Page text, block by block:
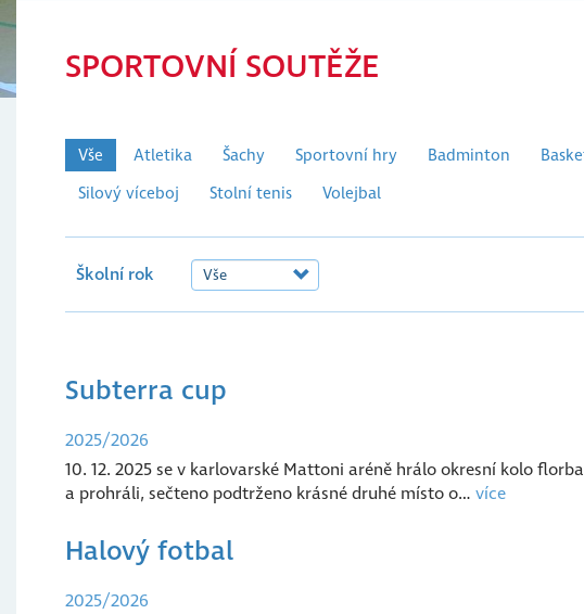
SPORTOVNÍ SOUTĚŽE
Vše Atletika Šachy Sportovní hry Badminton
Silový víceboj
Stolní tenis Volejbal
Školní rok
Subterra cup
2025/2026
10. 12. 2025 se v karlovarské Mattoni aréně hrálo okresní kolo
a prohráli, sečteno podtrženo krásné druhé místo o… více
Halový fotbal
2025/2026